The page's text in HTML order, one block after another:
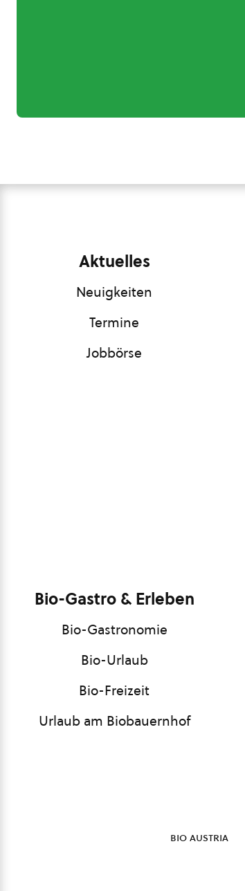
Aktuelles
Neuigkeiten
Termine
Jobbörse
Bio-Gastro & Erleben
Bio-Gastronomie
Bio-Urlaub
Bio-Freizeit
Urlaub am Biobauernhof
bio austria